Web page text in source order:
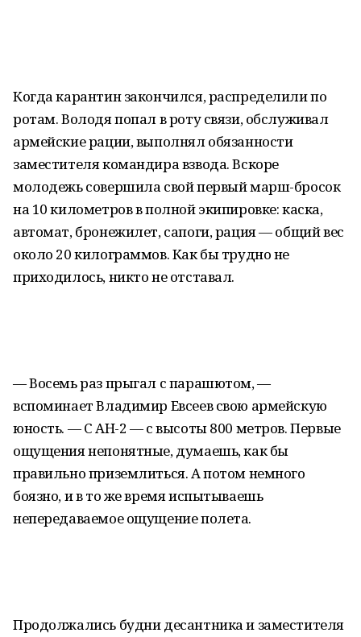
Когда карантин закончился, распределили по
ротам. Володя попал в роту связи, обслуживал
армейские рации, выполнял обязанности
заместителя командира взвода. Вскоре
молодежь совершила свой первый марш-бросок
на 10 километров в полной экипировке: каска,
автомат, бронежилет, сапоги, рация — общий вес
около 20 килограммов. Как бы трудно не
приходилось, никто не отставал.
— Восемь раз прыгал с парашютом, —
вспоминает Владимир Евсеев свою армейскую
юность. — С АН-2 — с высоты 800 метров. Первые
ощущения непонятные, думаешь, как бы
правильно приземлиться. А потом немного
боязно, и в то же время испытываешь
непередаваемое ощущение полета.
Продолжались будни десантника и заместителя